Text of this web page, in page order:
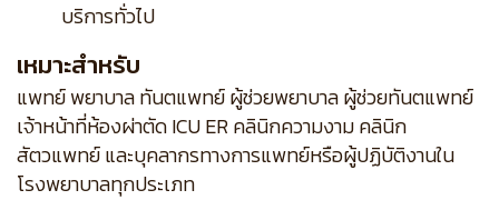
บริการทั่วไป
เหมาะสำหรับ
แพทย์ พยาบาล ทันตแพทย์ ผู้ช่วยพยาบาล ผู้ช่วยทันตแพทย์
เจ้าหน้าที่ห้องผ่าตัด ICU ER คลินิกความงาม คลินิก
สัตวแพทย์ และบุคลากรทางการแพทย์หรือผู้ปฏิบัติงานใน
โรงพยาบาลทุกประเภท